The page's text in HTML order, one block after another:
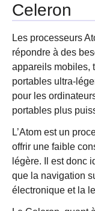
Celeron
Les processeurs
répondre à des
appareils mobiles,
portables ultra-
pour les
portables plus
L’Atom est un
offrir une faible
légère. Il est donc
que la navigation
électronique et la